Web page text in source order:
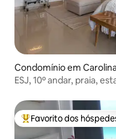
Condomínio em
ESJ, 10º andar, praia,
Favoritos dos hóspedes
Favorito dos